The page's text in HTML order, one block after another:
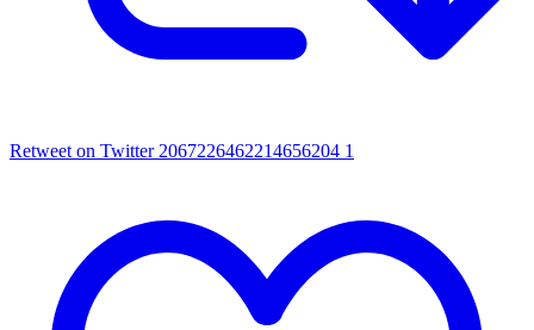
Retweet on Twitter 2067226462214656204 1